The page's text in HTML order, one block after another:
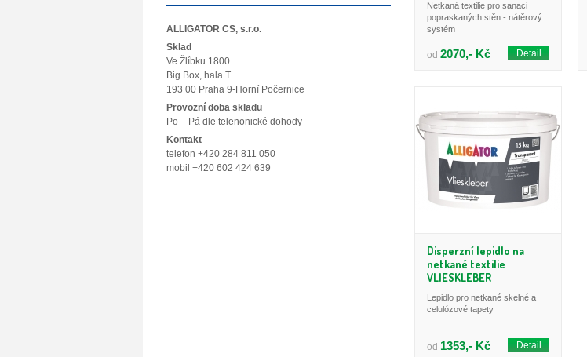
ALLIGATOR CS, s.r.o.
Sklad
Ve Žlíbku 1800
Big Box, hala T
193 00 Praha 9-Horní Počernice
Provozní doba skladu
Po – Pá dle telenonické dohody
Kontakt
telefon +420 284 811 050
mobil +420 602 424 639
Netkaná textilie pro sanaci
popraskaných stěn - nátěrový
systém
od 2070,- Kč Detail
Disperzní lepidlo na
netkané textilie
VLIESKLEBER
Lepidlo pro netkané skelné a
celulózové tapety
od 1353,- Kč Detail